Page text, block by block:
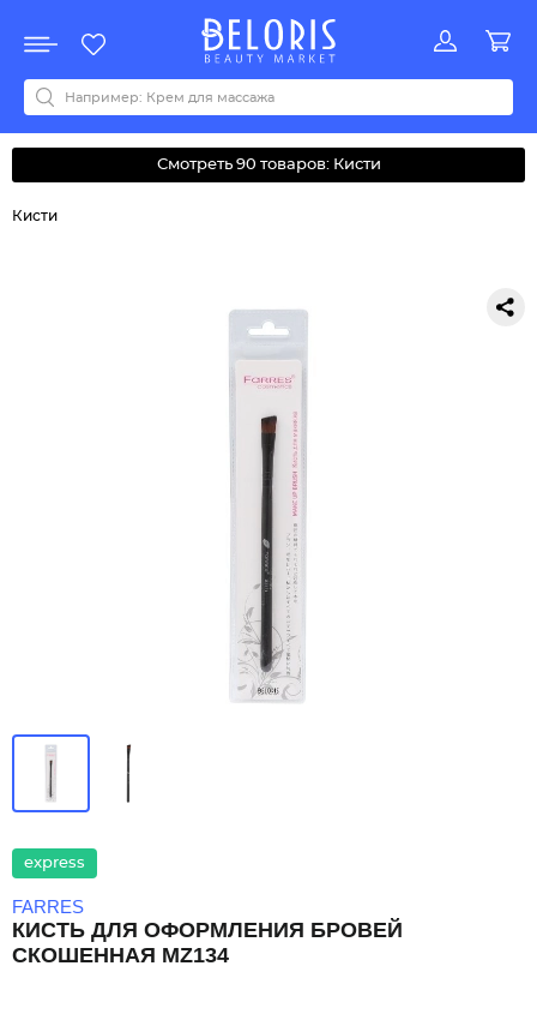
Акции
Все бренды
0-9ABCDEFGHIJKLMNOPQRSTUVWYZАБВДЗИМОКЛНПРСТУФ
Смотреть 90 товаров: Кисти
Кисти
express
FARRES
КИСТЬ ДЛЯ ОФОРМЛЕНИЯ БРОВЕЙ
СКОШЕННАЯ MZ134